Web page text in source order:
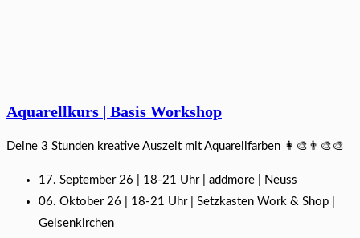
Aquarellkurs | Basis Workshop
Deine 3 Stunden kreative Auszeit mit Aquarellfarben 👩‍🎨👨‍🎨🎨
17. September 26 | 18-21 Uhr | addmore | Neuss
06. Oktober 26 | 18-21 Uhr | Setzkasten Work & Shop |
Gelsenkirchen